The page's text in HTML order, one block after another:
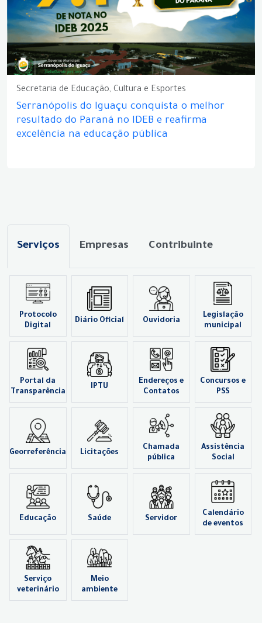
Secretaria de Educação, Cultura e Esportes
Serranópolis do Iguaçu conquista o melhor
resultado do Paraná no IDEB e reafirma
excelência na educação pública
Serviços Empresas Contribuinte
Protocolo
Digital
Diário Oficial Ouvidoria
Legislação
municipal
Portal da
Transparência
IPTU
Endereços e
Contatos
Concursos e
PSS
Georreferência Licitações
Chamada
pública
Assistência
Social
Educação Saúde Servidor
Calendário
de eventos
Serviço
veterinário
Meio
ambiente